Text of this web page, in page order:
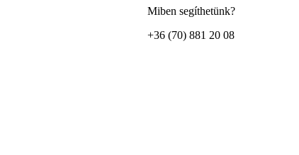
Miben segíthetünk?
+36 (70) 881 20 08